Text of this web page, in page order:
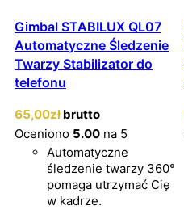
Gimbal STABILUX QL07
Automatyczne Śledzenie
Twarzy Stabilizator do
telefonu
65,00zł brutto
Oceniono 5.00 na 5
Automatyczne
śledzenie twarzy 360°
pomaga utrzymać Cię
w kadrze.